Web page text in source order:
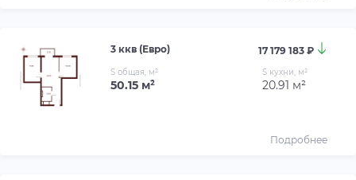
3 ккв (Евро) 17 179 183 ₽
S общая, м²
50.15 м²
S кухни, м²
20.91 м²
Подробнее